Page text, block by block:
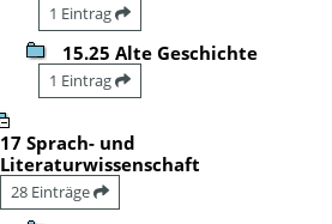
1 Eintrag
15.25 Alte Geschichte
1 Eintrag
17 Sprach- und
Literaturwissenschaft
28 Einträge